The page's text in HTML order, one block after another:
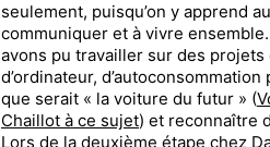
seulement, puisqu’on y apprend
communiquer et à vivre
avons pu travailler sur des
d’ordinateur,
que serait « la voiture du futur » (
Chaillot à ce sujet) et reconnaître
Lors de la deuxième étape chez